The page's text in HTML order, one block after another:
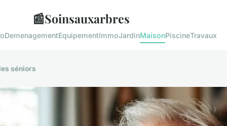
📰Soinsauxarbres
DemenagementEquipementImmoJardinMaisonPiscineTravaux
séniors